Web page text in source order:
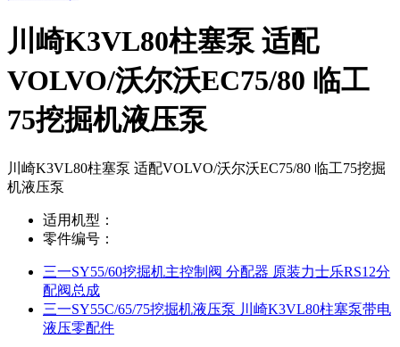
川崎K3VL80柱塞泵 适配
VOLVO/沃尔沃EC75/80 临工
75挖掘机液压泵
川崎K3VL80柱塞泵 适配VOLVO/沃尔沃EC75/80 临工75挖掘
机液压泵
适用机型：
零件编号：
三一SY55/60挖掘机主控制阀 分配器 原装力士乐RS12分
配阀总成
三一SY55C/65/75挖掘机液压泵 川崎K3VL80柱塞泵带电
液压零配件